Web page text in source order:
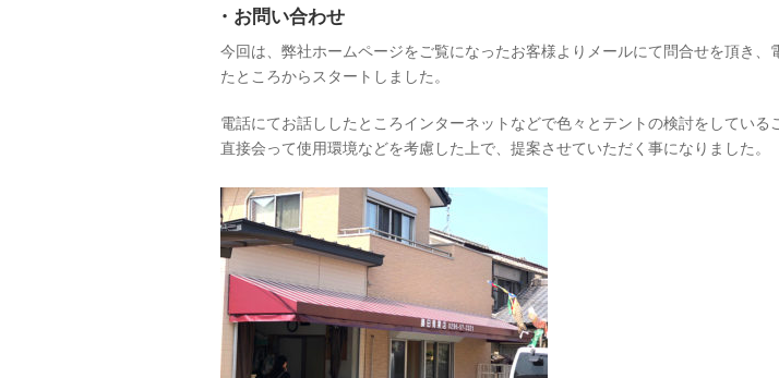
・お問い合わせ
今回は、弊社ホームページをご覧になったお客様よりメールにて問合せを頂き、
たところからスタートしました。
電話にてお話ししたところインターネットなどで色々とテントの検討をしている
直接会って使用環境などを考慮した上で、提案させていただく事になりました。